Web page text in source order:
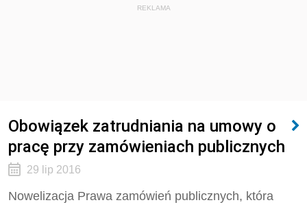
REKLAMA
Obowiązek zatrudniania na umowy o
pracę przy zamówieniach publicznych
29 lip 2016
Nowelizacja Prawa zamówień publicznych, która